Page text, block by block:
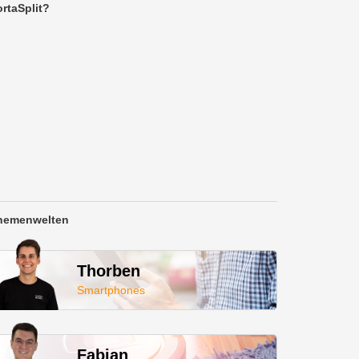
Thorben
Smartphones
Fabian